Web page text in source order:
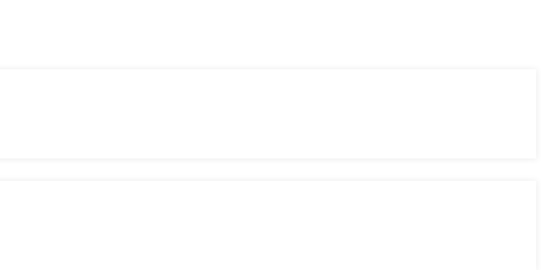
sans complications.
du marché.
des plateformes et des dApps.